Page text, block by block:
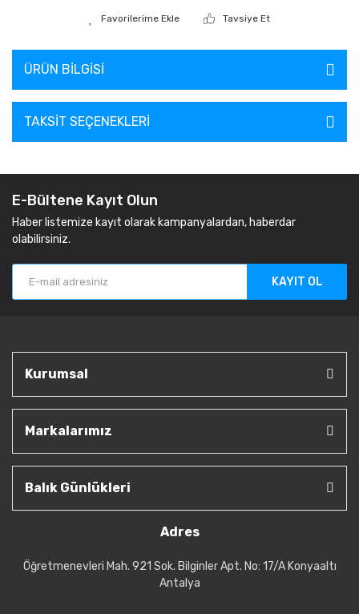
Tavsiye Et
ÜRÜN BILGISI
TAKSIT SEÇENEKLERI
E-Bültene Kayıt Olun
Haber listemize kayıt olarak kampanyalardan, haberdar
olabilirsiniz.
KAYIT OL
Kurumsal
Markalarımız
Balık Günlükleri
Adres
Öğretmenevleri Mah. 921 Sok. Bilginler Apt. No: 17/A Konyaaltı
Antalya